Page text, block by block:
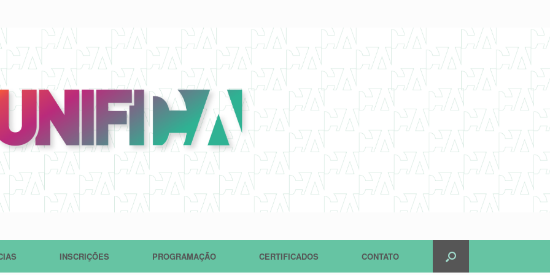
INSCRIÇÕES PROGRAMAÇÃO CERTIFICADOS CONTATO